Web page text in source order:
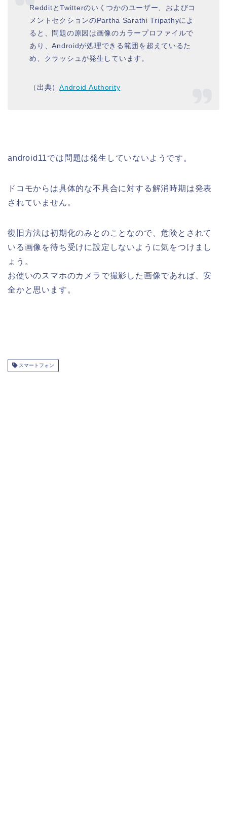
RedditとTwitterのいくつかのユーザー、およびコ
メントセクションのPartha Sarathi Tripathyによ
ると、問題の原因は画像のカラープロファイルで
あり、Androidが処理できる範囲を超えているた
め、クラッシュが発生しています。
（出典）Android Authority
android11では問題は発生していないようです。
ドコモからは具体的な不具合に対する解消時期は発表
されていません。
復旧方法は初期化のみとのことなので、危険とされて
いる画像を待ち受けに設定しないように気をつけまし
ょう。
お使いのスマホのカメラで撮影した画像であれば、安
全かと思います。
スマートフォン